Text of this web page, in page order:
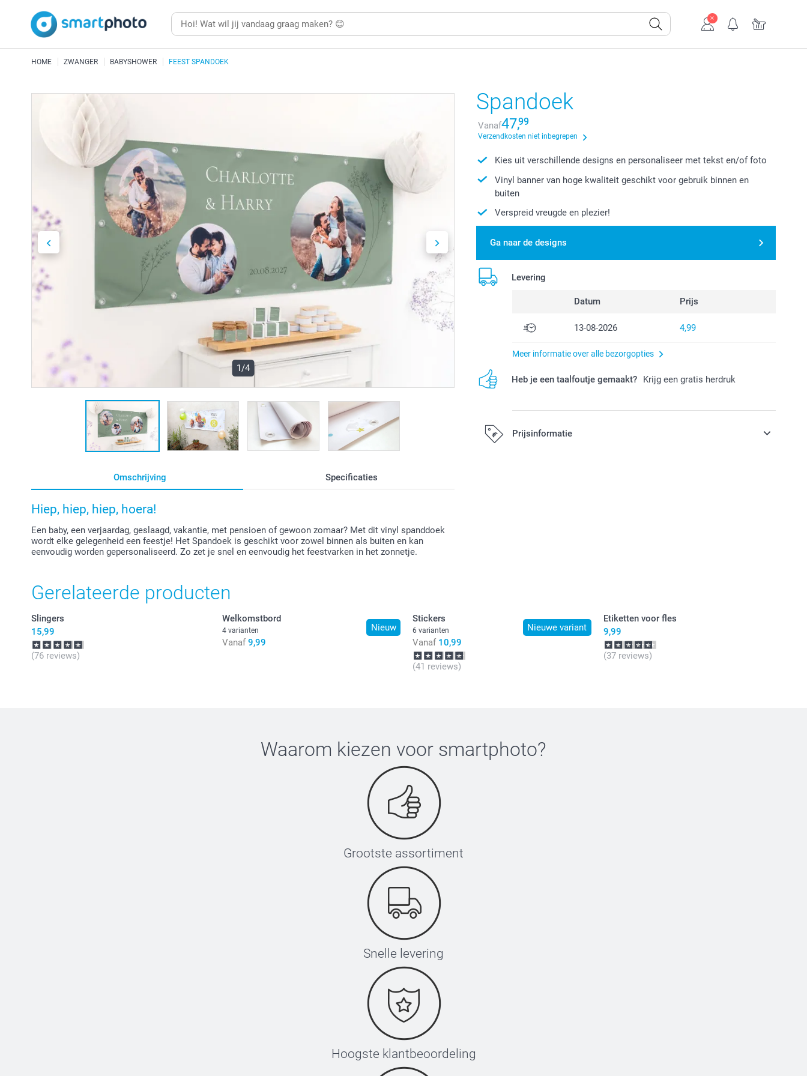
HOME ZWANGER BABYSHOWER FEEST SPANDOEK
1/4
Omschrijving Specificaties
Hiep, hiep, hiep, hoera!
Een baby, een verjaardag, geslaagd, vakantie, met pensioen of gewoon zomaar? Met dit vinyl spanddoek
wordt elke gelegenheid een feestje! Het Spandoek is geschikt voor zowel binnen als buiten en kan
eenvoudig worden gepersonaliseerd. Zo zet je snel en eenvoudig het feestvarken in het zonnetje.
Spandoek
Vanaf47,99
Verzendkosten niet inbegrepen
Kies uit verschillende designs en personaliseer met tekst en/of foto
Vinyl banner van hoge kwaliteit geschikt voor gebruik binnen en
buiten
Verspreid vreugde en plezier!
Ga naar de designs
Levering
Datum Prijs
13-08-2026 4,99
Meer informatie over alle bezorgopties
Heb je een taalfoutje gemaakt? Krijg een gratis herdruk
Prijsinformatie
Gerelateerde producten
Slingers
15,99
(76 reviews)
Nieuw
Welkomstbord
4 varianten
Vanaf 9,99
Nieuwe variant
Stickers
6 varianten
Vanaf 10,99
(41 reviews)
Etiketten voor fles
9,99
(37 reviews)
Waarom kiezen voor smartphoto?
Grootste assortiment
Snelle levering
Hoogste klantbeoordeling